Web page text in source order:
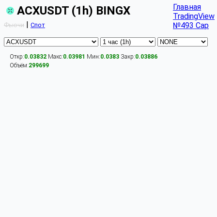
ACXUSDT (1h) BINGX
Фьючи | Спот
Главная
TradingView
№493 Cap
Откр:0.03832 Макс:0.03981 Мин:0.0383 Закр:0.03886
Объём:299699